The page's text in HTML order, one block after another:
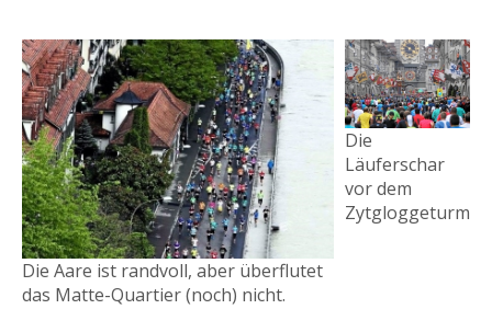
Die Aare ist randvoll, aber überflutet
das Matte-Quartier (noch) nicht.
Die
Läuferschar
vor dem
Zytgloggeturm